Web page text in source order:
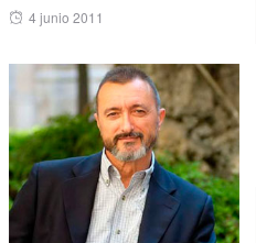
Posted
4 junio 2011